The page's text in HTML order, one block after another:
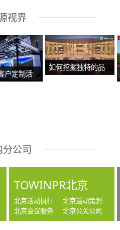
视界
户定制活
如何挖掘独特的品
分公司
TOWINPR北京
北京活动执行
北京活动策划
北京会议服务
北京公关公司